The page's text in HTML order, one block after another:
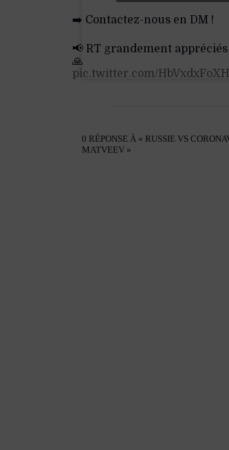
➡️ Contactez-nous en DM !
📢 RT grandement appréciés
🙏
pic.twitter.com/HbVxdxFoXH
0 RÉPONSE À « RUSSIE VS
MATVEEV »